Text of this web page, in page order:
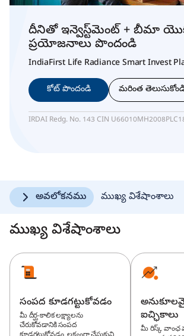
IRDAI Redg. No. 143 CIN
IndiaFirst Life Radiance Smart Invest
దీనితో ఇన్వెస్ట్‌మెంట్ + బీమా
ప్రయోజనాలు పొందండి
కోట్ పొందండి మరింత
అవలోకనము ముఖ్య విశేషాంశాలు
ముఖ్య విశేషాంశాలు
సంపద కూడగట్టుకోవడం
మీ దీర్ఘ-కాలిక లక్ష్యాలను
చేరుకోవడానికి సంపద
ఐచ్ఛికాలు
మీ రిస్క్ వాంఛ